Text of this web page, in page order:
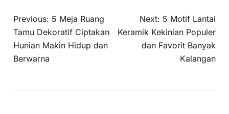
Previous: 5 Meja Ruang
Tamu Dekoratif Ciptakan
Hunian Makin Hidup dan
Berwarna
Next: 5 Motif Lantai
Keramik Kekinian Populer
dan Favorit Banyak
Kalangan